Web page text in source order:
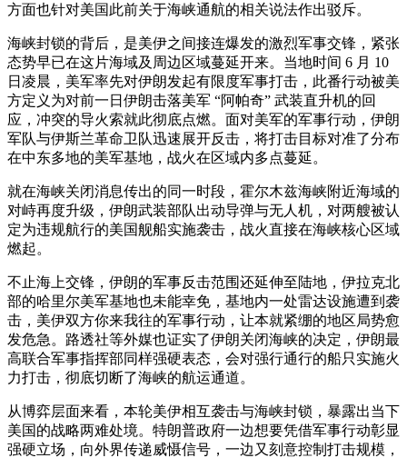
方面也针对美国此前关于海峡通航的相关说法作出驳斥。
海峡封锁的背后，是美伊之间接连爆发的激烈军事交锋，紧张
态势早已在这片海域及周边区域蔓延开来。当地时间 6 月 10
日凌晨，美军率先对伊朗发起有限度军事打击，此番行动被美
方定义为对前一日伊朗击落美军 “阿帕奇” 武装直升机的回
应，冲突的导火索就此彻底点燃。面对美军的军事行动，伊朗
军队与伊斯兰革命卫队迅速展开反击，将打击目标对准了分布
在中东多地的美军基地，战火在区域内多点蔓延。
就在海峡关闭消息传出的同一时段，霍尔木兹海峡附近海域的
对峙再度升级，伊朗武装部队出动导弹与无人机，对两艘被认
定为违规航行的美国舰船实施袭击，战火直接在海峡核心区域
燃起。
不止海上交锋，伊朗的军事反击范围还延伸至陆地，伊拉克北
部的哈里尔美军基地也未能幸免，基地内一处雷达设施遭到袭
击，美伊双方你来我往的军事行动，让本就紧绷的地区局势愈
发危急。路透社等外媒也证实了伊朗关闭海峡的决定，伊朗最
高联合军事指挥部同样强硬表态，会对强行通行的船只实施火
力打击，彻底切断了海峡的航运通道。
从博弈层面来看，本轮美伊相互袭击与海峡封锁，暴露出当下
美国的战略两难处境。特朗普政府一边想要凭借军事行动彰显
强硬立场，向外界传递威慑信号，一边又刻意控制打击规模，